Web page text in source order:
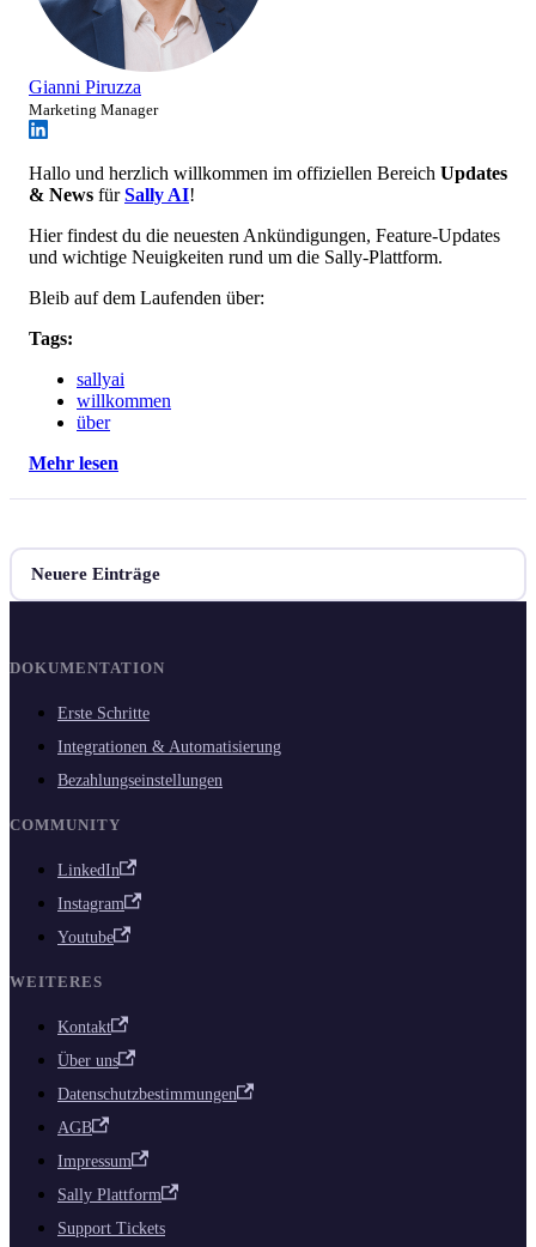
Gianni Piruzza
Marketing Manager
Hallo und herzlich willkommen im offiziellen Bereich Updates
& News fürSally AI!
Hier findest du die neuesten Ankündigungen, Feature-Updates
und wichtige Neuigkeiten rund um die Sally-Plattform.
Bleib auf dem Laufenden über:
Tags:
sallyai
willkommen
über
Mehr lesen
Neuere Einträge
DOKUMENTATION
Erste Schritte
Integrationen & Automatisierung
Bezahlungseinstellungen
COMMUNITY
LinkedIn
Instagram
Youtube
WEITERES
Kontakt
Über uns
Datenschutzbestimmungen
AGB
Impressum
Sally Plattform
Support Tickets